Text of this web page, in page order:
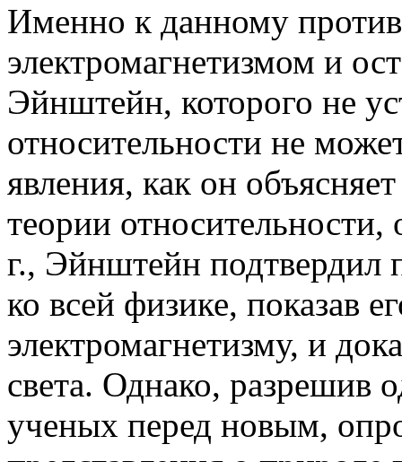
Именно к данному
электромагнетизмом и
Эйнштейн, которого не
относительности не
явления, как он
теории относительности,
г., Эйнштейн подтвердил
ко всей физике, показав
электромагнетизму, и
света. Однако, разрешив
ученых перед новым,